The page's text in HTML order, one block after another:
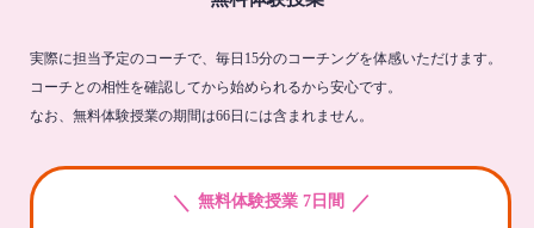
実際に担当予定のコーチで、毎日15分のコーチングを体感いただけます。
コーチとの相性を確認してから始められるから安心です。
なお、無料体験授業の期間は66日には含まれません。
＼ 無料体験授業 7日間 ／